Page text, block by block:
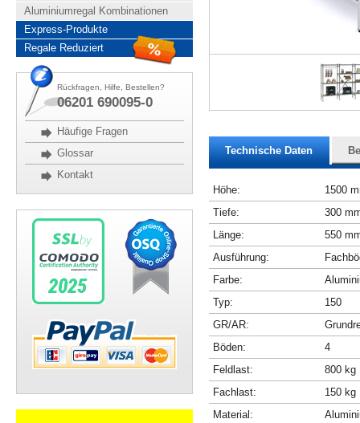
Aluminiumregal Kombinationen
Express-Produkte
Regale Reduziert
Rückfragen, Hilfe, Bestellen?
06201 690095-0
Häufige Fragen
Glossar
Kontakt
Technische Daten
Höhe:
1500
Tiefe:
300
Länge:
550
Ausführung:
Farbe:
Typ:
150
GR/AR:
Böden:
4
Feldlast:
800 kg
Fachlast:
150 kg
Material: